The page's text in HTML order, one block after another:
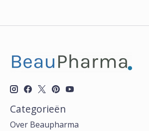
Categorieën
Over Beaupharma